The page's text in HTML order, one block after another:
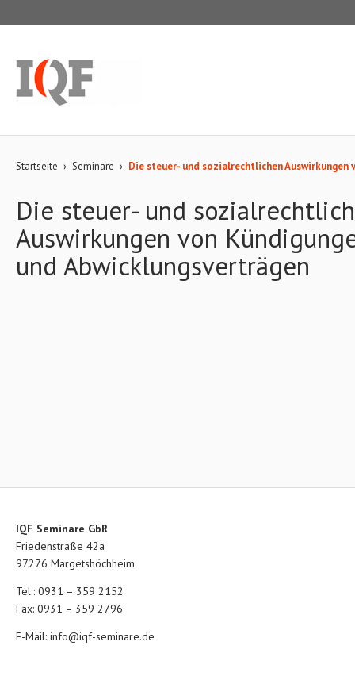
Startseite › Seminare › Die steuer- und sozialrechtlichen Auswirkungen
Die steuer- und
Auswirkungen von
und Abwicklungsverträgen
IQF Seminare GbR
Friedenstraße 42a
97276 Margetshöchheim
Tel.: 0931 – 359 2152
Fax: 0931 – 359 2796
E-Mail: info@iqf-seminare.de